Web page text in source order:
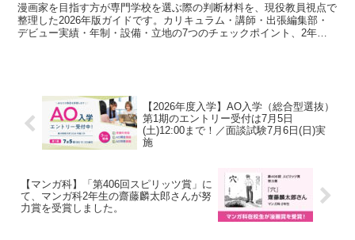
漫画家を目指す方が専門学校を選ぶ際の判断材料を、現役教員視点で
整理した2026年版ガイドです。カリキュラム・講師・出張編集部・
デビュー実績・年制・設備・立地の7つのチェックポイント、2年制
【2026年度入学】AO入学（総合型選抜）
第1期のエントリー受付は7月5日
(土)12:00まで！／面談試験7月6日(日)実
施
【マンガ科】「第406回スピリッツ賞」に
て、マンガ科2年生の齋藤麟太郎さんが努
力賞を受賞しました。